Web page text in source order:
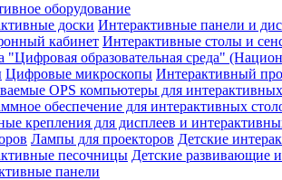
оборудование
доски Интерактивные панели и
кабинет Интерактивные столы и
"Цифровая образовательная среда"
Цифровые микроскопы Интерактивный
OPS компьютеры для
обеспечение для интерактивных
крепления для дисплеев и
Лампы для проекторов Детские
песочницы Детские развивающие
панели